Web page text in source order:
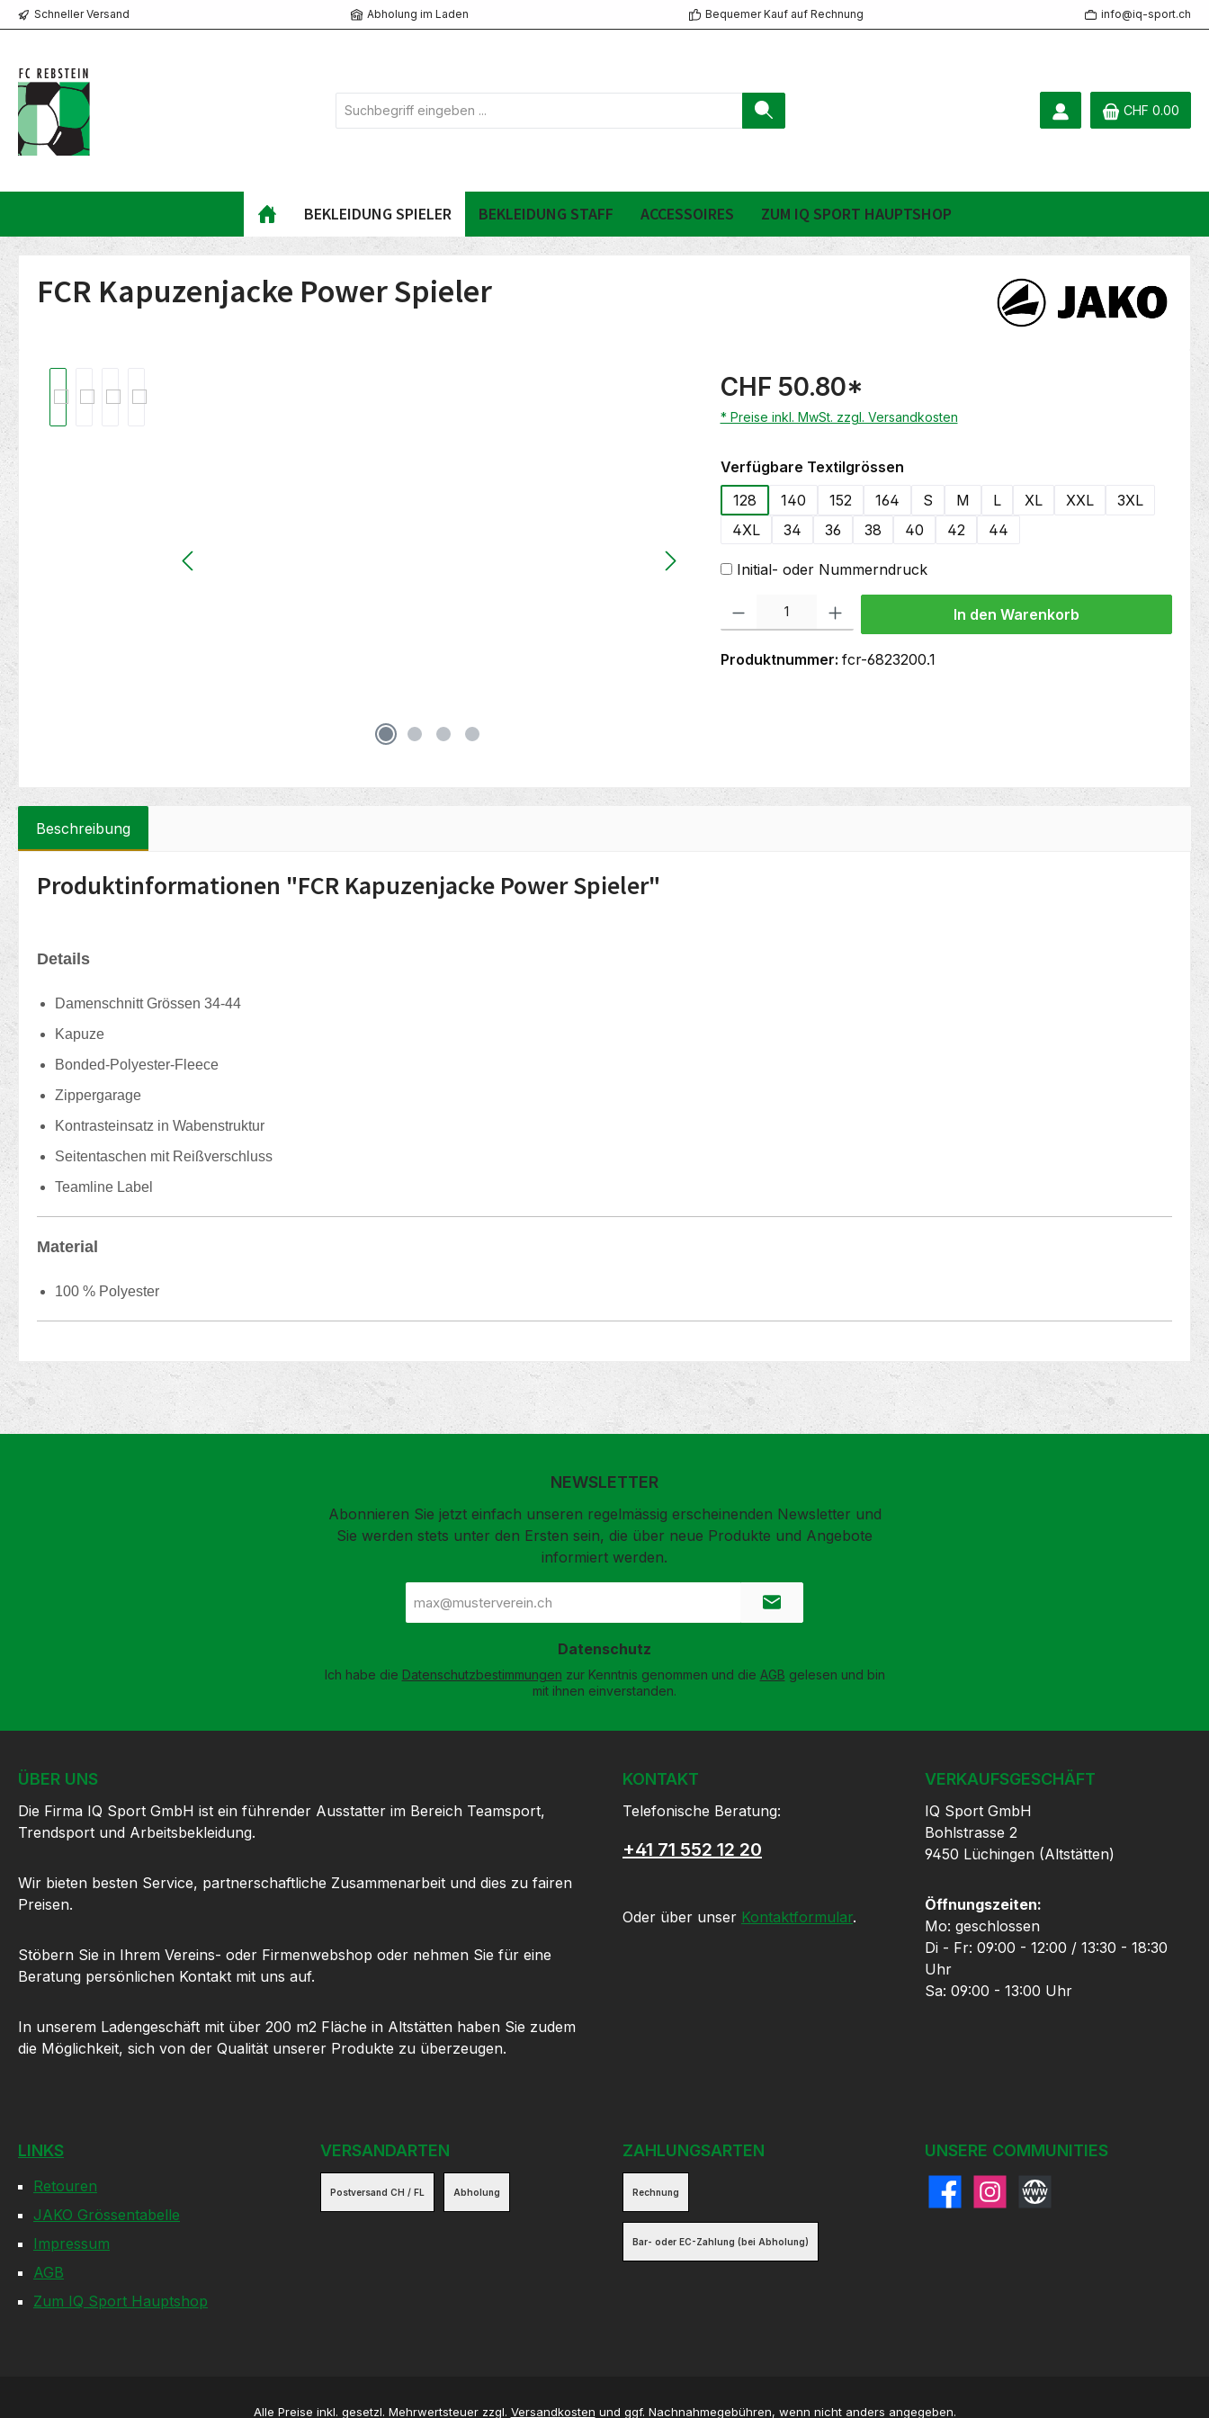
Zur Hauptnavigation springen
Schneller Versand Abholung im Laden Bequemer Kauf auf Rechnung info@iq-sport.ch
CHF 0.00
BEKLEIDUNG SPIELER BEKLEIDUNG STAFF ACCESSOIRES ZUM IQ SPORT HAUPTSHOP
FCR Kapuzenjacke Power Spieler
CHF 50.80*
* Preise inkl. MwSt. zzgl. Versandkosten
Verfügbare Textilgrössenauswählen
128
140 152 164 S M L XL XXL
3XL
4XL
34 36 38 40 42 44
Initial- oder Nummerndruck
Produkt Anzahl: Gib den gewünschten Wert ein oder benutze die Schaltflächen um die
In den Warenkorb
Produktnummer: fcr-6823200.1
Beschreibung
Produktinformationen "FCR Kapuzenjacke Power Spieler"
Details
Damenschnitt Grössen 34-44
Kapuze
Bonded-Polyester-Fleece
Zippergarage
Kontrasteinsatz in Wabenstruktur
Seitentaschen mit Reißverschluss
Teamline Label
Material
100 % Polyester
NEWSLETTER
Abonnieren Sie jetzt einfach unseren regelmässig erscheinenden Newsletter und
Sie werden stets unter den Ersten sein, die über neue Produkte und Angebote
informiert werden.
Mail-
Adresse
Datenschutz
Ich habe die Datenschutzbestimmungen zur Kenntnis genommen und die AGB gelesen und bin
mit ihnen einverstanden.
ÜBER UNS
Die Firma IQ Sport GmbH ist ein führender Ausstatter im Bereich Teamsport,
Trendsport und Arbeitsbekleidung.
Wir bieten besten Service, partnerschaftliche Zusammenarbeit und dies zu fairen
Preisen.
Stöbern Sie in Ihrem Vereins- oder Firmenwebshop oder nehmen Sie für eine
Beratung persönlichen Kontakt mit uns auf.
In unserem Ladengeschäft mit über 200 m2 Fläche in Altstätten haben Sie zudem
die Möglichkeit, sich von der Qualität unserer Produkte zu überzeugen.
KONTAKT
Telefonische Beratung:
+41 71 552 12 20
Oder über unser Kontaktformular.
VERKAUFSGESCHÄFT
IQ Sport GmbH
Bohlstrasse 2
9450 Lüchingen (Altstätten)
Öffnungszeiten:
Mo: geschlossen
Di - Fr: 09:00 - 12:00 / 13:30 - 18:30
Uhr
Sa: 09:00 - 13:00 Uhr
LINKS
Retouren
JAKO Grössentabelle
Impressum
AGB
Zum IQ Sport Hauptshop
VERSANDARTEN
Postversand CH / FL Abholung
ZAHLUNGSARTEN
Rechnung
Bar- oder EC-Zahlung (bei Abholung)
UNSERE COMMUNITIES
FacebookInstagramWebsite
Alle Preise inkl. gesetzl. Mehrwertsteuer zzgl. Versandkosten und ggf. Nachnahmegebühren, wenn nicht anders angegeben.